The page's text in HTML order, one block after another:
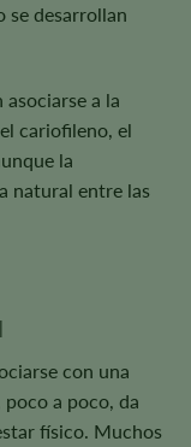
se desarrollan
a la
cariofileno, el
la
natural entre las
con una
a poco, da
físico. Muchos